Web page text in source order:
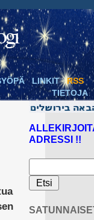
LINKIT
RSS
TIETOJA
ADRESSI !!